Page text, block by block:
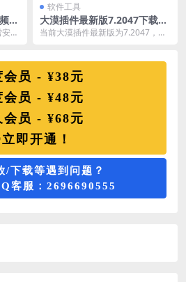
教
卓
软件工具
大漠插件最新版7.2047下载
（含大漠绑定测试工具）
当前大漠插件最新版为7.2047，本
会员 - ¥38元
会员 - ¥48元
会员 - ¥68元
立即开通！
/下载等遇到问题？
客服：2696690555